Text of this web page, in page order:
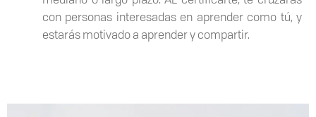
con personas interesadas en aprender como tú, y
estarás motivado a aprender y compartir.